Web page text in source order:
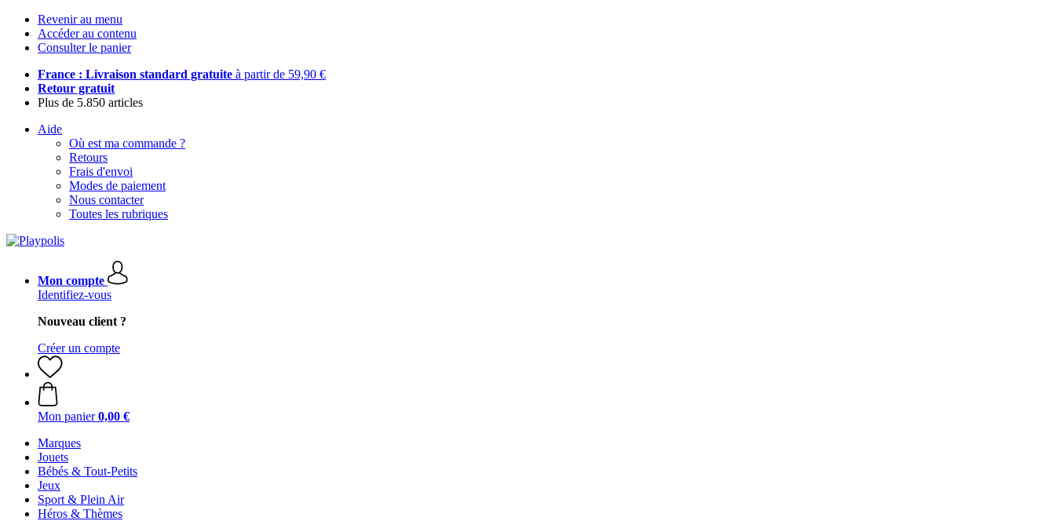
Revenir au menu
Accéder au contenu
Consulter le panier
France : Livraison standard gratuite à partir de 59,90 €
Retour gratuit
Plus de 5.850 articles
Aide
Où est ma commande ?
Retours
Frais d'envoi
Modes de paiement
Nous contacter
Toutes les rubriques
Mon compte
Identifiez-vous
Nouveau client ?
Créer un compte
Mon panier 0,00 €
Marques
Jouets
Bébés & Tout-Petits
Jeux
Sport & Plein Air
Héros & Thèmes